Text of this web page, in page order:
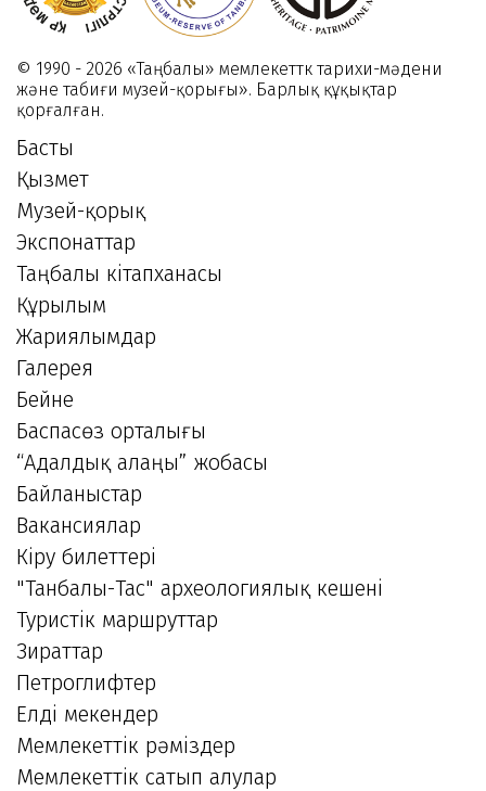
01
Июня
2022
© 1990 - 2026 «Таңбалы» мемлекеттк тарихи-мәдени
және табиғи музей-қорығы». Барлық құқықтар
қорғалған.
Басты
Қызмет
Музей-қорық
Экспонаттар
Таңбалы кітапханасы
Құрылым
Жариялымдар
Галерея
Бейне
Баспасөз орталығы
“Адалдық алаңы” жобасы
Байланыстар
Вакансиялар
Кіру билеттері
"Танбалы-Тас" археологиялық кешені
Туристік маршруттар
Зираттар
Петроглифтер
Елді мекендер
Мемлекеттік рәміздер
Мемлекеттік сатып алулар